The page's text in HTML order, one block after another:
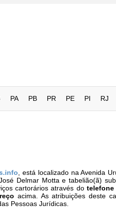
PA PB PR PE PI RJ
, está localizado na Avenida
Delmar Motta e tabelião(ã)
cartorários através dotelefone
acima. As atribuições deste
Pessoas Jurídicas.